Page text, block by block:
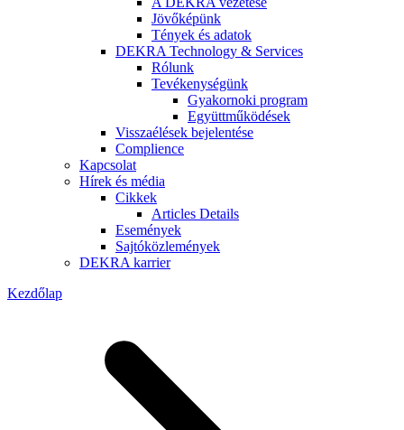
Jövőképünk
Tények és adatok
DEKRA Technology & Services
Rólunk
Tevékenységünk
Gyakornoki program
Együttműködések
Visszaélések bejelentése
Complience
Kapcsolat
Hírek és média
Cikkek
Articles Details
Események
Sajtóközlemények
DEKRA karrier
Kezdőlap